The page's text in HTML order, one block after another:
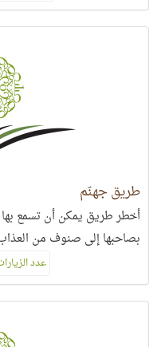
طريق جهنّم
أخطر طريق يمكن أن تسمع
بصاحبها إلى صنوف من
عدد